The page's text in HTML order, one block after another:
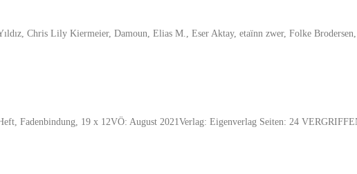
Chris Lily Kiermeier, Damoun, Elias M., Eser Aktay, etaïnn zwer, Folke
Fadenbindung, 19 x 12VÖ: August 2021Verlag: Eigenverlag Seiten: 24